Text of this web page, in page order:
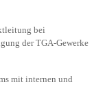
bei
der TGA-Gewerke
mit internen und